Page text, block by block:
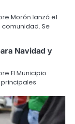
Morón lanzó el
Se
Navidad y
El Municipio